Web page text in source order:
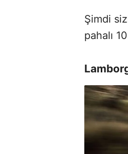
Şimdi
pahalı